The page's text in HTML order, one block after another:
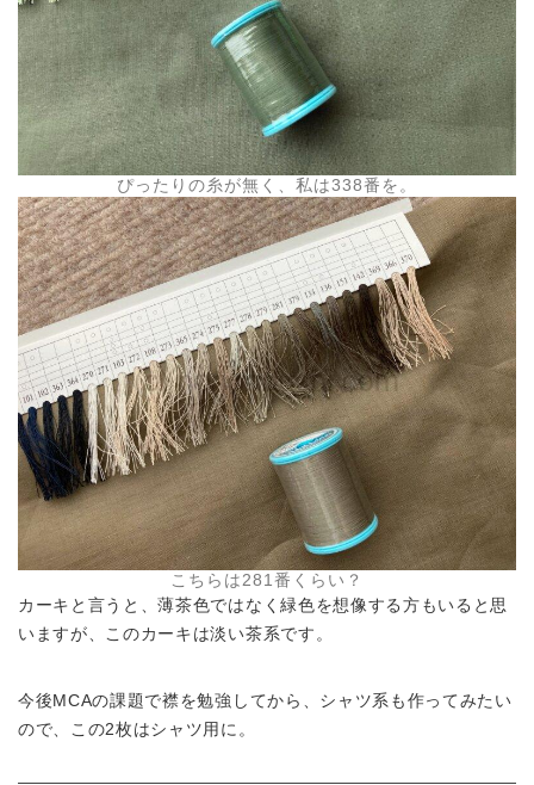
ぴったりの糸が無く、私は338番を。
こちらは281番くらい？
カーキと言うと、薄茶色ではなく緑色を想像する方もいると思
いますが、このカーキは淡い茶系です。
今後MCAの課題で襟を勉強してから、シャツ系も作ってみたい
ので、この2枚はシャツ用に。